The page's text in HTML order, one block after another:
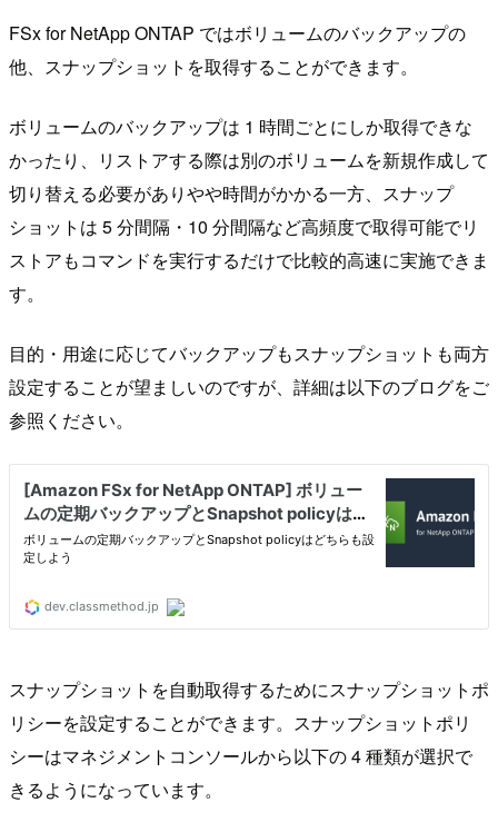
FSx for NetApp ONTAP ではボリュームのバックアップの
他、スナップショットを取得することができます。
ボリュームのバックアップは 1 時間ごとにしか取得できな
かったり、リストアする際は別のボリュームを新規作成して
切り替える必要がありやや時間がかかる一方、スナップ
ショットは 5 分間隔・10 分間隔など高頻度で取得可能でリ
ストアもコマンドを実行するだけで比較的高速に実施できま
す。
目的・用途に応じてバックアップもスナップショットも両方
設定することが望ましいのですが、詳細は以下のブログをご
参照ください。
スナップショットを自動取得するためにスナップショットポ
リシーを設定することができます。スナップショットポリ
シーはマネジメントコンソールから以下の 4 種類が選択で
きるようになっています。